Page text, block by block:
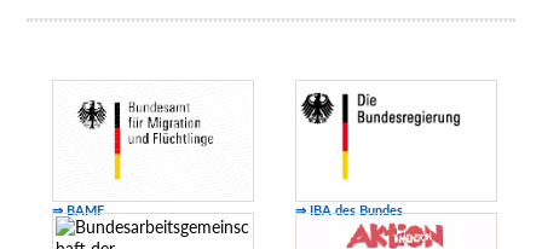
⇒ BAMF ⇒ IBA des Bundes